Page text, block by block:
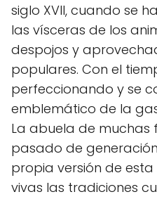
siglo XVII, cuando se
las vísceras de los
despojos y
populares. Con el
perfeccionando y se
emblemático de la
La abuela de muchas
pasado de
propia versión de
vivas las tradiciones